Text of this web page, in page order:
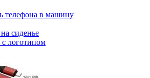
телефона в машину
сиденье
логотипом